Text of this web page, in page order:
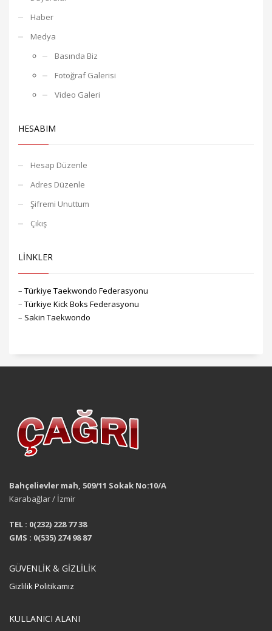
Haber
Medya
Basında Biz
Fotoğraf Galerisi
Video Galeri
HESABIM
Hesap Düzenle
Adres Düzenle
Şifremi Unuttum
Çıkış
LİNKLER
– Türkiye Taekwondo Federasyonu
– Türkiye Kick Boks Federasyonu
– Sakin Taekwondo
Bahçelievler mah, 509/11 Sokak No:10/A
Karabağlar / İzmir
TEL : 0(232) 228 77 38
GMS : 0(535) 274 98 87
GÜVENLİK & GİZLİLİK
Gizlilik Politikamız
KULLANICI ALANI